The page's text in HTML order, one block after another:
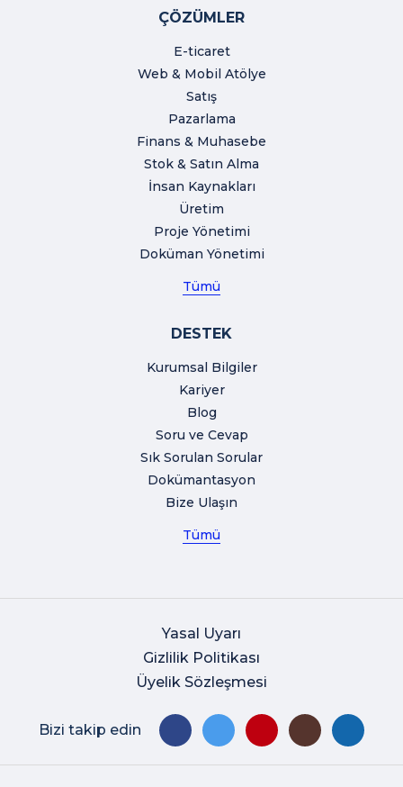
ÇÖZÜMLER
E-ticaret
Web & Mobil Atölye
Satış
Pazarlama
Finans & Muhasebe
Stok & Satın Alma
İnsan Kaynakları
Üretim
Proje Yönetimi
Doküman Yönetimi
Tümü
DESTEK
Kurumsal Bilgiler
Kariyer
Blog
Soru ve Cevap
Sık Sorulan Sorular
Dokümantasyon
Bize Ulaşın
Tümü
Yasal Uyarı
Gizlilik Politikası
Üyelik Sözleşmesi
Bizi takip edin